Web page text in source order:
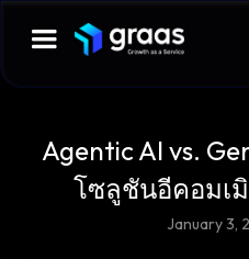
Agentic AI vs.
โซลูชันอีคอมเ
January 3,